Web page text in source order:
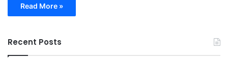
Read More »
Recent Posts